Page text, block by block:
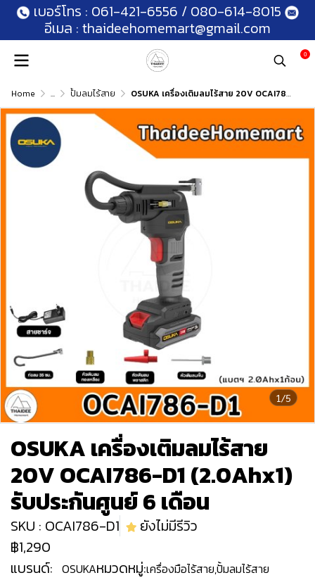
เบอร์โทร : 061-421-6556 / 080-614-8015
อีเมล : thaideehomemart@gmail.com
0
Home ... ปั้มลมไร้สาย OSUKA เครื่องเติมลมไร้สาย 20V OCAI786-D1 (2.0Ahx1) รับประกันศูนย์ 6 เดือน
1/5
OSUKA เครื่องเติมลมไร้สาย
20V OCAI786-D1 (2.0Ahx1)
รับประกันศูนย์ 6 เดือน
SKU : OCAI786-D1
ยังไม่มีรีวิว
฿1,290
แบรนด์: OSUKAหมวดหมู่:เครื่องมือไร้สาย,ปั้มลมไร้สาย